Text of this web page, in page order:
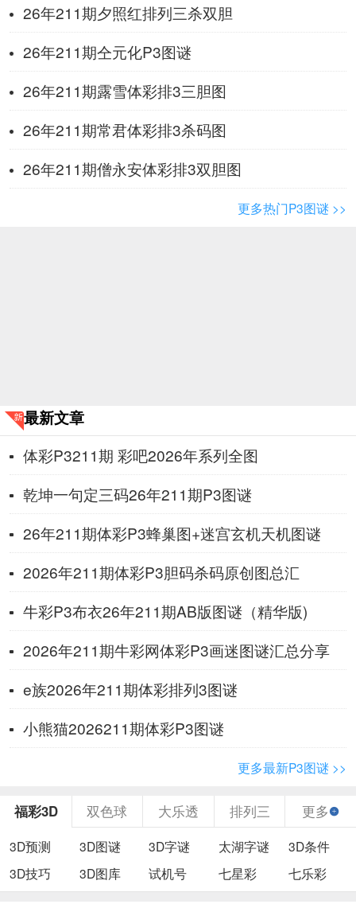
26年211期夕照红排列三杀双胆
26年211期仝元化P3图谜
26年211期露雪体彩排3三胆图
26年211期常君体彩排3杀码图
26年211期僧永安体彩排3双胆图
更多热门P3图谜 >>
最新文章
体彩P3211期 彩吧2026年系列全图
乾坤一句定三码26年211期P3图谜
26年211期体彩P3蜂巢图+迷宫玄机天机图谜
2026年211期体彩P3胆码杀码原创图总汇
牛彩P3布衣26年211期AB版图谜（精华版)
2026年211期牛彩网体彩P3画迷图谜汇总分享
e族2026年211期体彩排列3图谜
小熊猫2026211期体彩P3图谜
更多最新P3图谜 >>
福彩3D 双色球 大乐透 排列三 更多
3D预测 3D图谜 3D字谜 太湖字谜
3D条件
3D技巧
3D图库 试机号 七星彩 七乐彩